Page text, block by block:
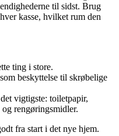
til sidst. Brug
kasse, hvilket rum den
ting i store.
beskyttelse til skrøbelige
vigtigste: toiletpapir,
rengøringsmidler.
fra start i det nye hjem.